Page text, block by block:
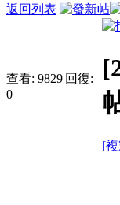
返回列表
查看: 9829|回復:
0
[